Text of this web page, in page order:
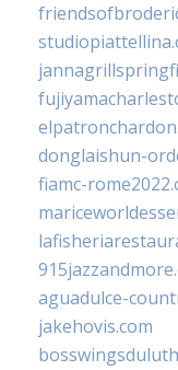
donglaishun-
fiamc-
aguadulce-
jakehovis.com